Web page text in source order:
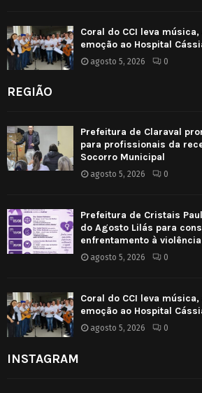
Coral do CCI leva
emoção ao Hospital
agosto 5, 2026 0
REGIÃO
Prefeitura de Claraval
para profissionais da
Socorro Municipal
agosto 5, 2026 0
Prefeitura de Cristais
do Agosto Lilás para
enfrentamento à
agosto 5, 2026 0
Coral do CCI leva
emoção ao Hospital
agosto 5, 2026 0
INSTAGRAM